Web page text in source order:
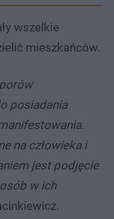
wszelkie
mieszkańców.
posiadania
na człowieka i
jest podjęcie
w ich